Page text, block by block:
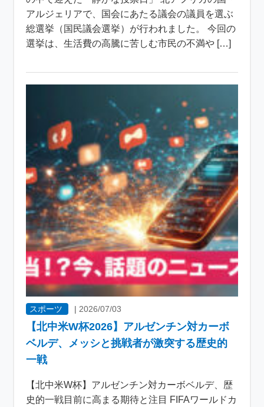
アルジェリアで、国会にあたる議会の議員を選ぶ
総選挙（国民議会選挙）が行われました。 今回の
選挙は、生活費の高騰に苦しむ市民の不満や […]
スポーツ | 2026/07/03
【北中米W杯2026】アルゼンチン対カーボ
ベルデ、メッシと挑戦者が激突する歴史的
一戦
【北中米W杯】アルゼンチン対カーボベルデ、歴
史的一戦目前に高まる期待と注目 FIFAワールドカ